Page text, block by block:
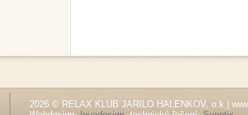
2026 © RELAX KLUB JARILO HALENKOV, o.k |